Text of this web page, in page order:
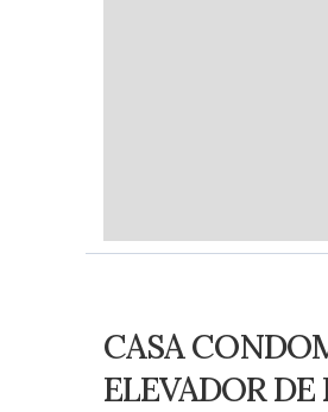
CASA
ELEVADOR